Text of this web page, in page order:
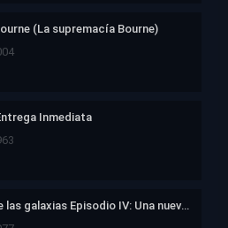
(La supremacía Bourne)
Inmediata
La guerra de las galaxias Episodio IV: Una nueva esperanza